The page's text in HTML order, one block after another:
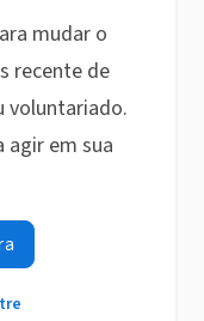
mudar o
recente de
voluntariado.
agir em sua